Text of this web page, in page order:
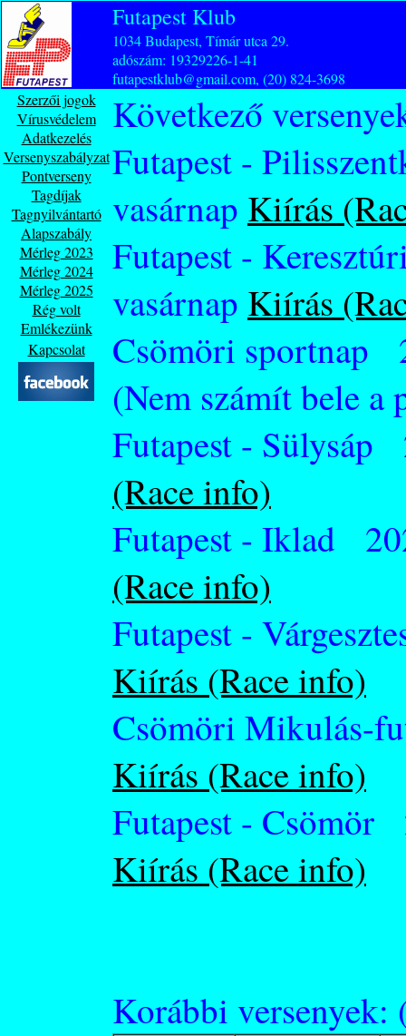
Futapest Klub
1034 Budapest, Tímár utca 29.
adószám: 19329226-1-41
futapestklub@gmail.com, (20) 824-3698
Szerzői jogok
Vírusvédelem
Adatkezelés
Versenyszabályzat
Pontverseny
Tagdíjak
Tagnyilvántartó
Alapszabály
Mérleg 2023
Mérleg 2024
Mérleg 2025
Rég volt
Emlékezünk
Kapcsolat
Következő
Futapest -
vasárnap Kiírás
Futapest -
vasárnap Kiírás
Csömöri sportnap
(Nem számít bele a
Futapest - Sülysáp
(Race info)
Futapest - Iklad
(Race info)
Futapest -
Kiírás (Race info)
Csömöri Mikulás-
Kiírás (Race info)
Futapest - Csömör
Kiírás (Race info)
Korábbi versenyek: